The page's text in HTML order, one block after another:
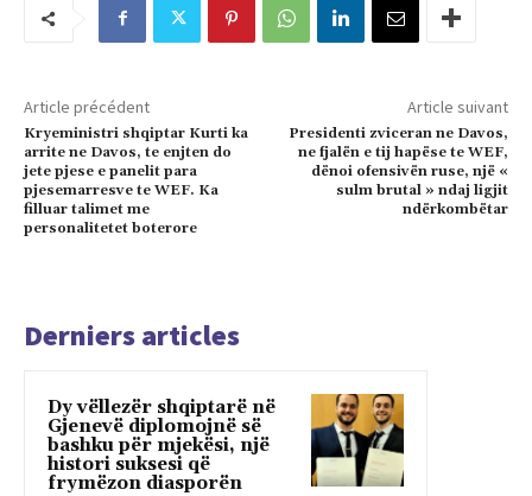
Article précédent
Kryeministri shqiptar Kurti ka
arrite ne Davos, te enjten do
jete pjese e panelit para
pjesemarresve te WEF. Ka
filluar talimet me
personalitetet boterore
Article suivant
Presidenti zviceran ne Davos,
ne fjalën e tij hapëse te WEF,
dënoi ofensivën ruse, një «
sulm brutal » ndaj ligjit
ndërkombëtar
Derniers articles
Dy vëllezër shqiptarë në
Gjenevë diplomojnë së
bashku për mjekësi, një
histori suksesi që
frymëzon diasporën